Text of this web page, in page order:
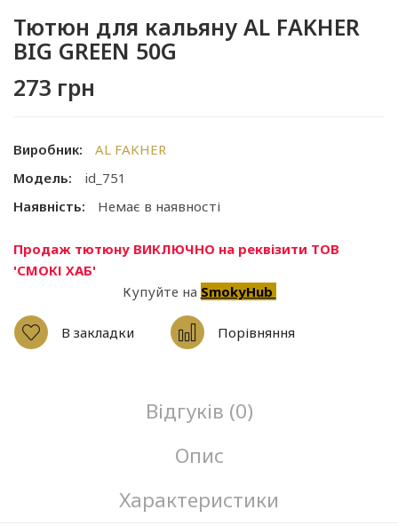
Тютюн для кальяну AL FAKHER
BIG GREEN 50G
273 грн
Виробник:
AL FAKHER
Модель:
id_751
Наявність:
Немає в наявності
Продаж тютюну ВИКЛЮЧНО на реквізити ТОВ
'СМОКІ ХАБ'
Купуйте на SmokyHub
В закладки Порівняння
Відгуків (0)
Опис
Характеристики